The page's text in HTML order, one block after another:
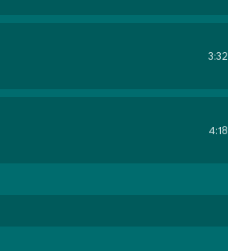
3:32
4:18